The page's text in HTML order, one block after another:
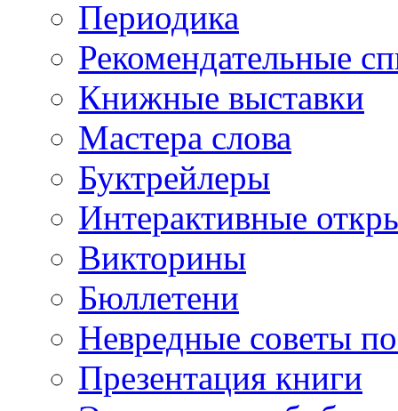
Периодика
Рекомендательные
Книжные выставки
Мастера слова
Буктрейлеры
Интерактивные
Викторины
Бюллетени
Невредные советы
Презентация книги